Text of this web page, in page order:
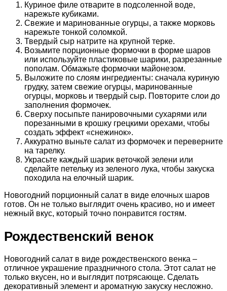
Куриное филе отварите в подсоленной воде,
нарежьте кубиками.
Свежие и маринованные огурцы, а также морковь
нарежьте тонкой соломкой.
Твердый сыр натрите на крупной терке.
Возьмите порционные формочки в форме шаров
или используйте пластиковые шарики, разрезанные
пополам. Обмажьте формочки майонезом.
Выложите по слоям ингредиенты: сначала куриную
грудку, затем свежие огурцы, маринованные
огурцы, морковь и твердый сыр. Повторите слои до
заполнения формочек.
Сверху посыпьте панировочными сухарями или
порезанными в крошку грецкими орехами, чтобы
создать эффект «снежинок».
Аккуратно выньте салат из формочек и переверните
на тарелку.
Украсьте каждый шарик веточкой зелени или
сделайте петельку из зеленого лука, чтобы закуска
походила на елочный шарик.
Новогодний порционный салат в виде елочных шаров
готов. Он не только выглядит очень красиво, но и имеет
нежный вкус, который точно понравится гостям.
Рождественский венок
Новогодний салат в виде рождественского венка –
отличное украшение праздничного стола. Этот салат не
только вкусен, но и выглядит потрясающе. Сделать
декоративный элемент и ароматную закуску несложно.